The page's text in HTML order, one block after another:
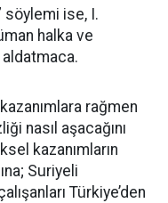
söylemi ise, I.
halka ve
rağmen
nasıl aşacağını
kazanımların
Suriyeli
Türkiye’den